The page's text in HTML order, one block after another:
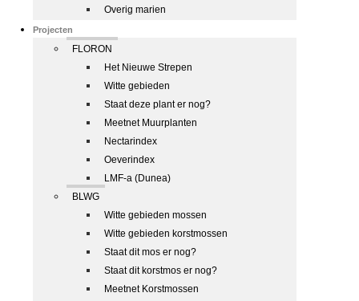
Overig marien
Projecten
FLORON
Het Nieuwe Strepen
Witte gebieden
Staat deze plant er nog?
Meetnet Muurplanten
Nectarindex
Oeverindex
LMF-a (Dunea)
BLWG
Witte gebieden mossen
Witte gebieden korstmossen
Staat dit mos er nog?
Staat dit korstmos er nog?
Meetnet Korstmossen